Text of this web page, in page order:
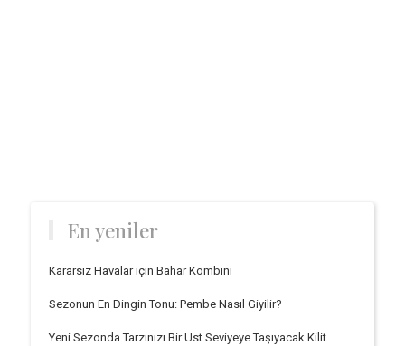
En yeniler
Kararsız Havalar için Bahar Kombini
Sezonun En Dingin Tonu: Pembe Nasıl Giyilir?
Yeni Sezonda Tarzınızı Bir Üst Seviyeye Taşıyacak Kilit